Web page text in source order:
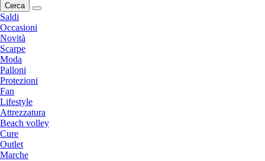
Cerca
Saldi
Occasioni
Novità
Scarpe
Moda
Palloni
Protezioni
Fan
Lifestyle
Attrezzatura
Beach volley
Cure
Outlet
Marche